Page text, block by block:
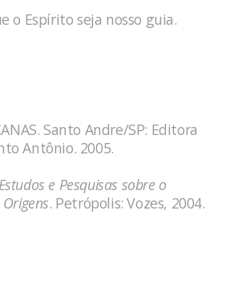
o Espírito seja nosso guia.
Santo Andre/SP: Editora
Antônio. 2005.
Estudos e Pesquisas sobre o
. Petrópolis: Vozes, 2004.